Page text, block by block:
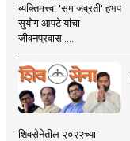
व्यक्तिमत्त्व, 'समाजव्रती' हभप
सुयोग आपटे यांचा
जीवनप्रवास.....
शिवसेनेतील २०२२च्या